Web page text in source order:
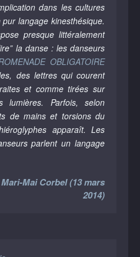
dans les cultures
langage kinesthésique.
presque littéralement
la danse : les danseurs
OBLIGATOIRE
des lettres qui courent
et comme tirées sur
Parfois, selon
de mains et torsions du
apparaît. Les
parlent un langage
Mai Corbel (13 mars
2014)